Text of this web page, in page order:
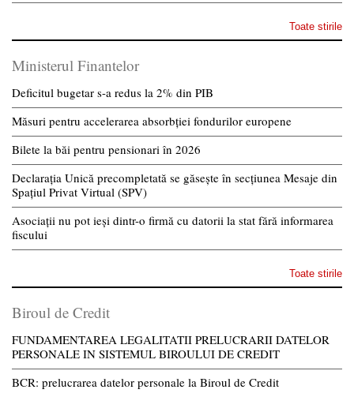
Toate stirile
Ministerul Finantelor
Deficitul bugetar s-a redus la 2% din PIB
Măsuri pentru accelerarea absorbției fondurilor europene
Bilete la băi pentru pensionari în 2026
Declarația Unică precompletată se găsește în secțiunea Mesaje din
Spațiul Privat Virtual (SPV)
Asociații nu pot ieși dintr-o firmă cu datorii la stat fără informarea
fiscului
Toate stirile
Biroul de Credit
FUNDAMENTAREA LEGALITATII PRELUCRARII DATELOR
PERSONALE IN SISTEMUL BIROULUI DE CREDIT
BCR: prelucrarea datelor personale la Biroul de Credit